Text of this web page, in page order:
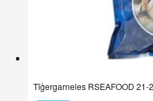
Tīģergarneles RSEAFOOD